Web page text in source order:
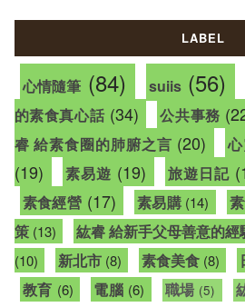
LABEL
心情隨筆 (84) suiis (56)
的素食真心話 (34) 公共事務
睿 給素食圈的肺腑之言 (20)
(19) 素易遊 (19) 旅遊日記
素食經營 (17) 素易購 (14)
策 (13) 紘睿 給新手父母善意的經
(10) 新北市 (8) 素食美食 (8)
教育 (6) 電腦 (6) 職場 (5)